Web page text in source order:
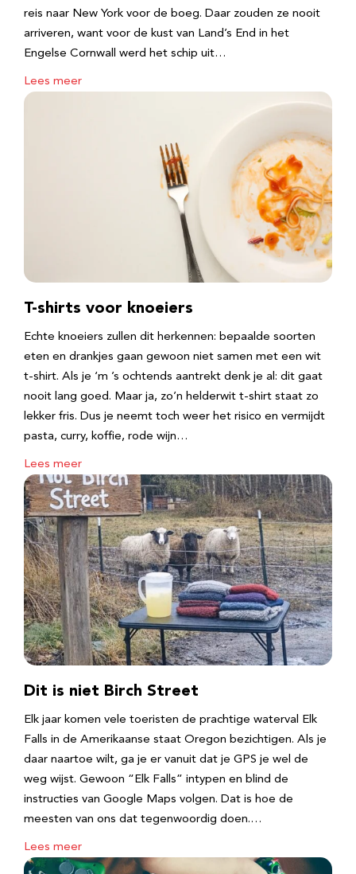
reis naar New York voor de boeg. Daar zouden ze nooit
arriveren, want voor de kust van Land’s End in het
Engelse Cornwall werd het schip uit…
Lees meer
T-shirts voor knoeiers
Echte knoeiers zullen dit herkennen: bepaalde soorten
eten en drankjes gaan gewoon niet samen met een wit
t-shirt. Als je ‘m ’s ochtends aantrekt denk je al: dit gaat
nooit lang goed. Maar ja, zo’n helderwit t-shirt staat zo
lekker fris. Dus je neemt toch weer het risico en vermijdt
pasta, curry, koffie, rode wijn…
Lees meer
Dit is niet Birch Street
Elk jaar komen vele toeristen de prachtige waterval Elk
Falls in de Amerikaanse staat Oregon bezichtigen. Als je
daar naartoe wilt, ga je er vanuit dat je GPS je wel de
weg wijst. Gewoon “Elk Falls” intypen en blind de
instructies van Google Maps volgen. Dat is hoe de
meesten van ons dat tegenwoordig doen.…
Lees meer